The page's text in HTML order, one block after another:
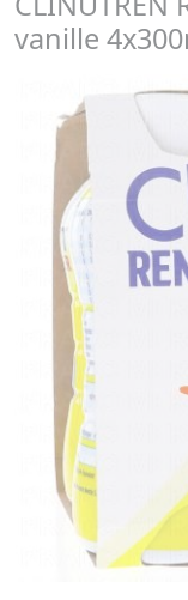
vanille